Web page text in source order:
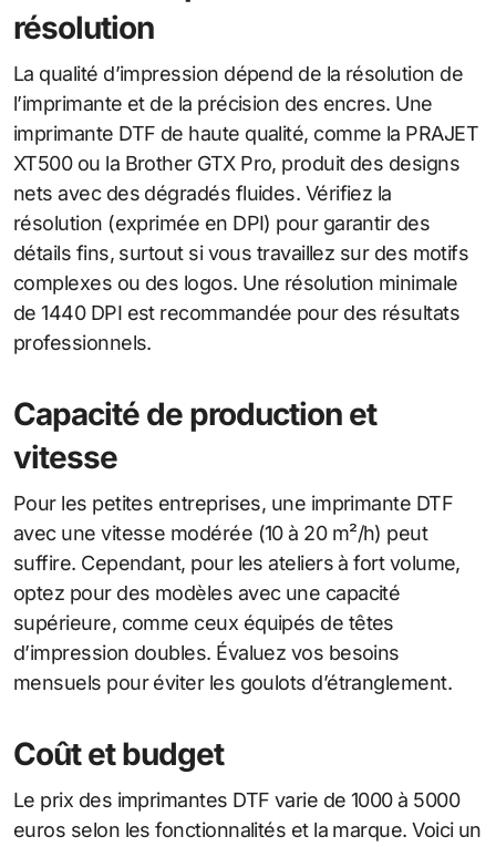
résolution
La qualité d’impression dépend de la résolution de
l’imprimante et de la précision des encres. Une
imprimante DTF de haute qualité, comme la PRAJET
XT500 ou la Brother GTX Pro, produit des designs
nets avec des dégradés fluides. Vérifiez la
résolution (exprimée en DPI) pour garantir des
détails fins, surtout si vous travaillez sur des motifs
complexes ou des logos. Une résolution minimale
de 1440 DPI est recommandée pour des résultats
professionnels.
Capacité de production et
vitesse
Pour les petites entreprises, une imprimante DTF
avec une vitesse modérée (10 à 20 m²/h) peut
suffire. Cependant, pour les ateliers à fort volume,
optez pour des modèles avec une capacité
supérieure, comme ceux équipés de têtes
d’impression doubles. Évaluez vos besoins
mensuels pour éviter les goulots d’étranglement.
Coût et budget
Le prix des imprimantes DTF varie de 1000 à 5000
euros selon les fonctionnalités et la marque. Voici un